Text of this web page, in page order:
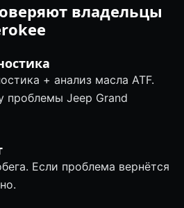
владельцы
+ анализ масла ATF.
проблемы Jeep Grand
Если проблема вернётся